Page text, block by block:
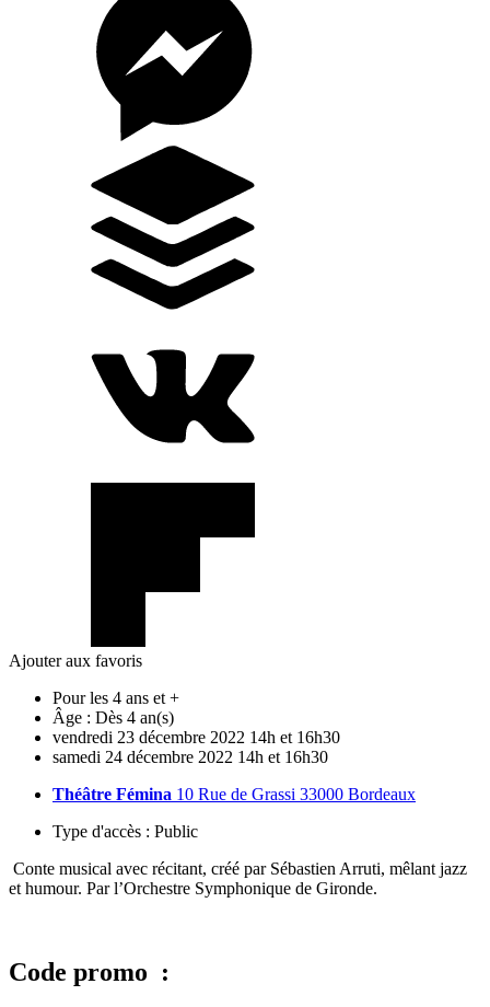
Ajouter aux favoris
Pour les 4 ans et +
Âge : Dès 4 an(s)
vendredi 23 décembre 2022 14h et 16h30
samedi 24 décembre 2022 14h et 16h30
Théâtre Fémina 10 Rue de Grassi 33000 Bordeaux
Type d'accès : Public
Conte musical avec récitant, créé par Sébastien Arruti, mêlant jazz
et humour. Par l’Orchestre Symphonique de Gironde.
Code promo :